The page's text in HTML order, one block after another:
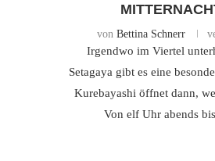
von Bettina Schnerr
Irgendwo im Viertel
Setagaya gibt es eine
Kurebayashi öffnet dann,
Von elf Uhr abends